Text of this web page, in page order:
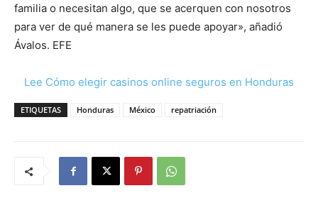
familia o necesitan algo, que se acerquen con nosotros
para ver de qué manera se les puede apoyar», añadió
Ávalos. EFE
Lee Cómo elegir casinos online seguros en Honduras
ETIQUETAS Honduras México repatriación